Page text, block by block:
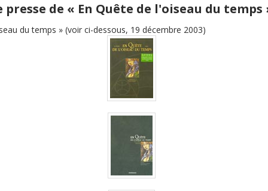
presse de « En Quête de l'oiseau du temps
du temps » (voir ci-dessous, 19 décembre 2003)